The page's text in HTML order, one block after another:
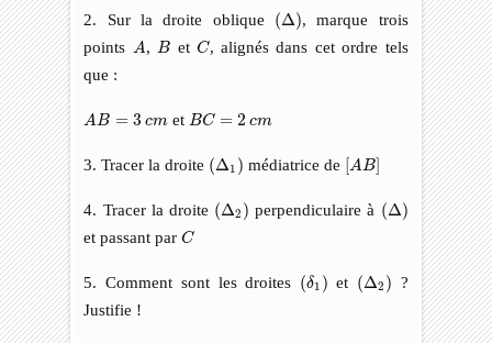
2. Sur la droite oblique (Δ)
(Δ)
, marque trois
points
A
A, B
B et C
C, alignés dans cet ordre tels
que :
A B = 3 cm
A B= cm et BC = 2 cm
BC= cm
3. Tracer la droite (Δ1 )
( Δ ) médiatrice de [A B]
[ A B]
4. Tracer la droite (Δ2 )
( Δ ) perpendiculaire à (Δ)
(Δ)
et passant parC
C
5. Comment sont les droites (δ1 )
(δ1 ) et (Δ2 )
( Δ )
?
Justifie !